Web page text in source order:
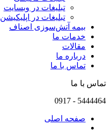
تبلیغات در وبسایت
تبلیغات در اپلیکیشن
بیمه آتش‌سوزی اصناف
خدمات ما
مقالات
درباره ما
تماس با ما
تماس با ما
5444464
-
0917
صفحه اصلی